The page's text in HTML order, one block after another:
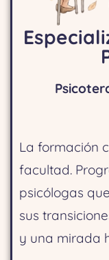
La formación
facultad.
psicólogas
sus
y una mirada